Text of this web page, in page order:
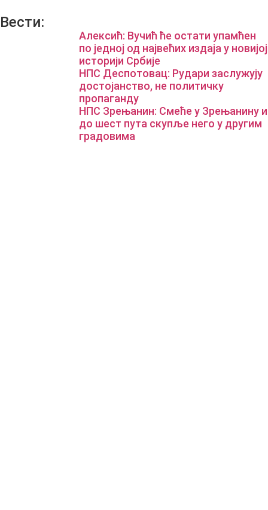
Вести:
Алексић: Вучић ће остати упамћен
по једној од највећих издаја у новијој
историји Србије
НПС Деспотовац: Рудари заслужују
достојанство, не политичку
пропаганду
НПС Зрењанин: Смеће у Зрењанину и
до шест пута скупље него у другим
градовима